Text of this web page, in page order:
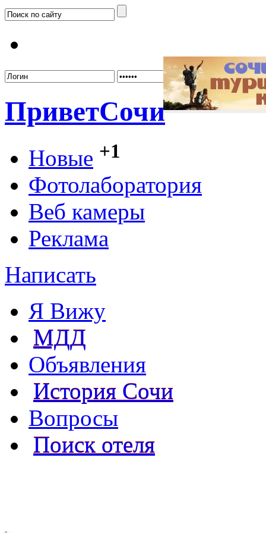
ПриветСочи
Новые +1
Фотолаборатория
Веб камеры
Реклама
Написать
Я Вижу
МДД
Объявления
История Сочи
Вопросы
Поиск отеля